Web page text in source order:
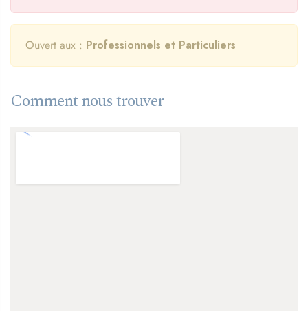
Ouvert aux : Professionnels et Particuliers
Comment nous trouver